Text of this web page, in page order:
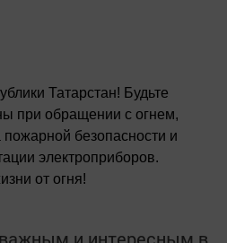
Татарстан! Будьте
при обращении с огнем,
безопасности и
электроприборов.
от огня!